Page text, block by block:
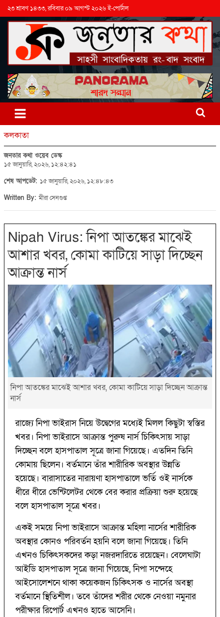
২৩ শ্রাবণ ১৪৩৩, রবিবার ০৯ আগস্ট ২০২৬ ই-পোর্টাল
কলকাতা
জনতার কথা ওয়েব ডেস্ক
১৫ জানুয়ারি, ২০২৬, ১২:৪২:৪১
শেষ আপডেট: ১৫ জানুয়ারি, ২০২৬, ১২:৪৮:৪৩
Written By:মীরা সেনগুপ্ত
Nipah Virus: নিপা আতঙ্কের মাঝেই
আশার খবর, কোমা কাটিয়ে সাড়া দিচ্ছেন
আক্রান্ত নার্স
নিপা আতঙ্কের মাঝেই আশার খবর, কোমা কাটিয়ে সাড়া দিচ্ছেন আক্রান্ত
নার্স
রাজ্যে নিপা ভাইরাস নিয়ে উদ্বেগের মধ্যেই মিলল কিছুটা স্বস্তির
খবর। নিপা ভাইরাসে আক্রান্ত পুরুষ নার্স চিকিৎসায় সাড়া
দিচ্ছেন বলে হাসপাতাল সূত্রে জানা গিয়েছে। এতদিন তিনি
কোমায় ছিলেন। বর্তমানে তাঁর শারীরিক অবস্থার উন্নতি
হয়েছে। বারাসাতের নারায়ণা হাসপাতালে ভর্তি ওই নার্সকে
ধীরে ধীরে ভেন্টিলেটর থেকে বের করার প্রক্রিয়া শুরু হয়েছে
বলে হাসপাতাল সূত্রে খবর।
একই সময়ে নিপা ভাইরাসে আক্রান্ত মহিলা নার্সের শারীরিক
অবস্থার কোনও পরিবর্তন হয়নি বলে জানা গিয়েছে। তিনি
এখনও চিকিৎসকদের কড়া নজরদারিতে রয়েছেন। বেলেঘাটা
আইডি হাসপাতাল সূত্রে জানা গিয়েছে, নিপা সন্দেহে
আইসোলেশনে থাকা কয়েকজন চিকিৎসক ও নার্সের অবস্থা
বর্তমানে স্থিতিশীল। তবে তাঁদের শরীর থেকে নেওয়া নমুনার
পরীক্ষার রিপোর্ট এখনও হাতে আসেনি।